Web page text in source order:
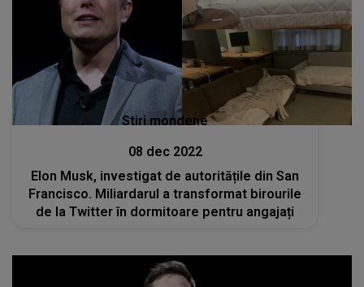
Stiri mondene
08 dec 2022
Elon Musk, investigat de autoritățile din San
Francisco. Miliardarul a transformat birourile
de la Twitter în dormitoare pentru angajați